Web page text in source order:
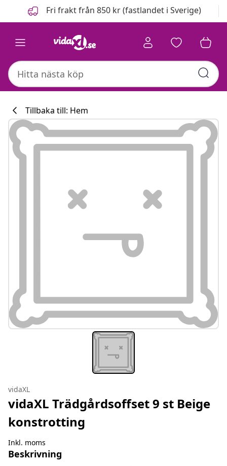
FöregåendeFri frakt från 850 kr (fastlandet i Sverige)
Tillbaka till: Hem
vidaXL
vidaXL Trädgårdsoffset 9 st Beige
konstrotting
Inkl. moms
Beskrivning